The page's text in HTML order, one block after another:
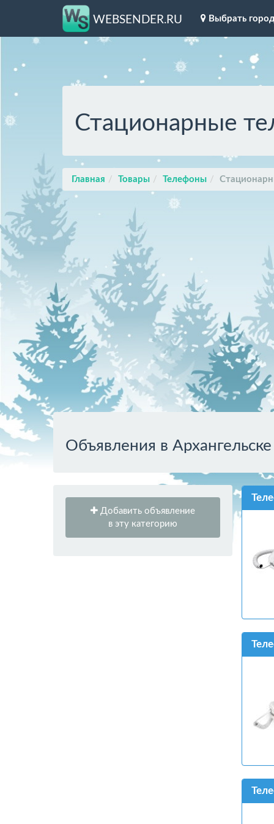
WEBSENDER.RU Выбрать
Стационарные
Главная Товары Телефоны
Объявления в Архангельске
Добавить объявление
в эту категорию